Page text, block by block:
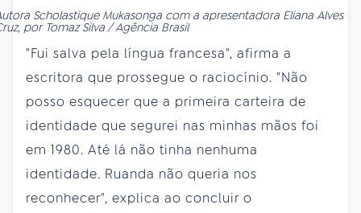
Scholastique Mukasonga com a apresentadora Eliana Alves
por Tomaz Silva / Agência Brasil
"Fui salva pela língua francesa", afirma a
escritora que prossegue o raciocínio. "Não
posso esquecer que a primeira carteira de
identidade que segurei nas minhas mãos foi
em 1980. Até lá não tinha nenhuma
identidade. Ruanda não queria nos
reconhecer", explica ao concluir o